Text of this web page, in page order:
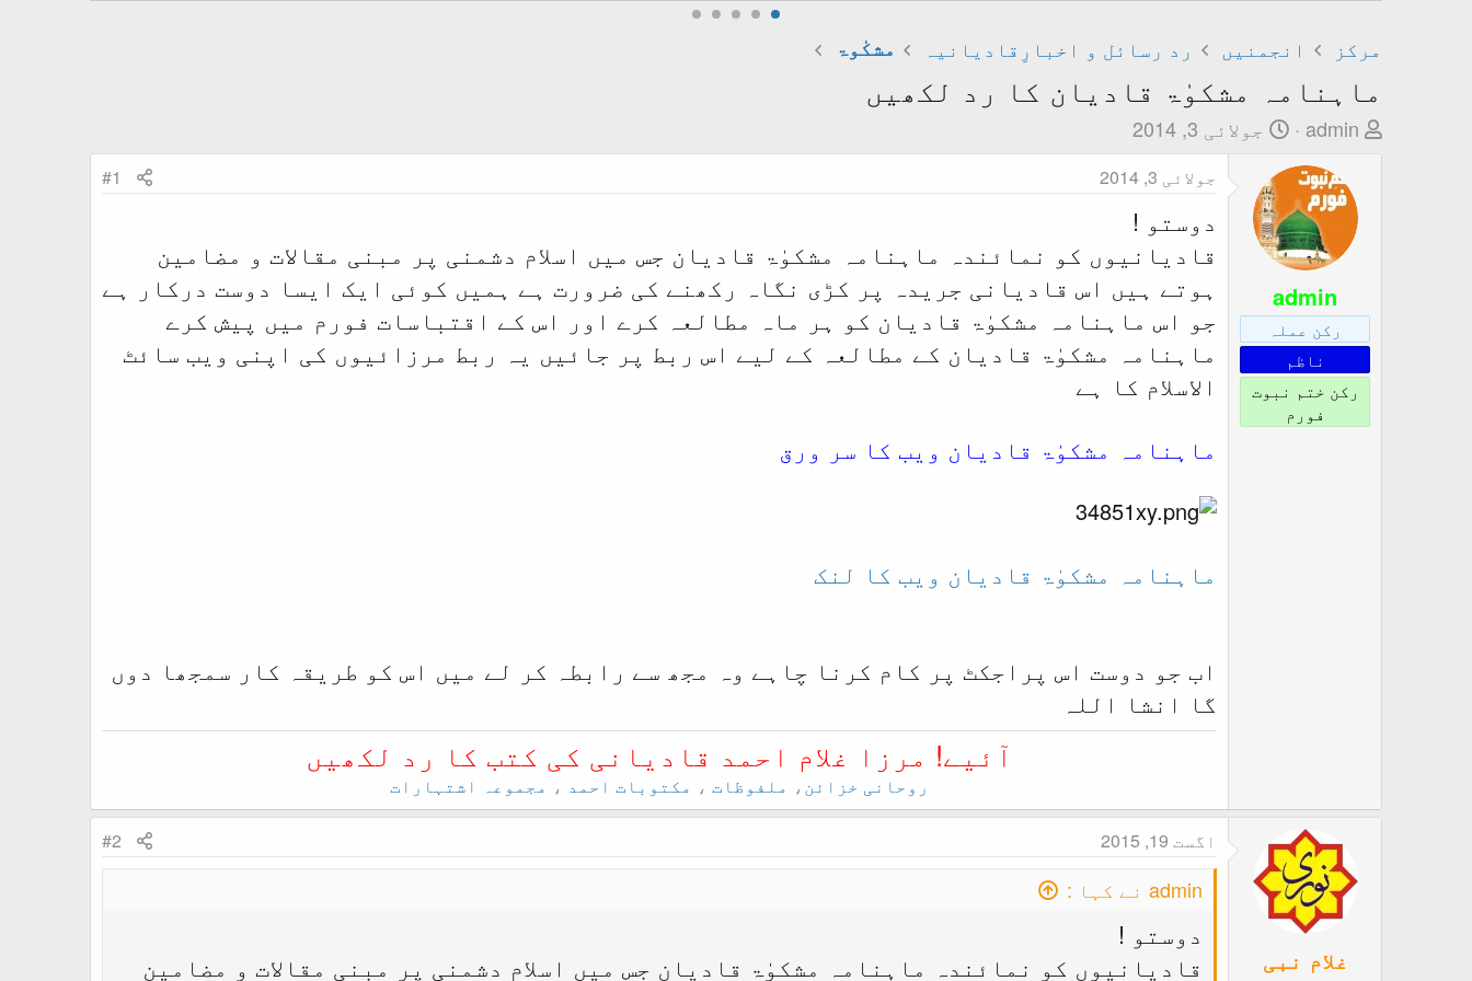
مرکز انجمنیں رد رسائل و اخبارِقادیانیہ مشکٰوۃ
ماہنامہ مشکوٰۃ قادیان کا رد لکھیں
T
e
a
t
a
r
t
e
admin
ت
ر
ی
خ
ت
د
ا
ء
جولائی 3, 2014
admin
رکن عملہ
ناظم
رکن ختم نبوت
فورم
جولائی 3, 2014 #1
دوستو !
قادیانیوں کو نمائندہ ماہنامہ مشکوٰۃ قادیان جس میں اسلام دشمنی پر مبنی مقالات و مضامین
ہوتے ہیں اس قادیانی جریدہ پر کڑی نگاہ رکھنے کی ضرورت ہے ہمیں کوئی ایک ایسا دوست درکار ہے
جو اس ماہنامہ مشکوٰۃ قادیان کو ہر ماہ مطالعہ کرے اور اس کے اقتباسات فورم میں پیش کرے
ماہنامہ مشکوٰۃ قادیان کے مطالعہ کے لیے اس ربط پر جائیں یہ ربط مرزائیوں کی اپنی ویب سائٹ
الاسلام کا ہے
ماہنامہ مشکوٰۃ قادیان ویب کا سر ورق
ماہنامہ مشکوٰۃ قادیان ویب کا لنک
اب جو دوست اس پراجکٹ پر کام کرنا چاہے وہ مجھ سے رابطہ کر لے میں اس کو طریقہ کار سمجھا دوں
گا انشا اللہ
آئیے! مرزا غلام احمد قادیانی کی کتب کا رد لکھیں
روحانی خزائن ، ملفوظات ، مکتوبات احمد ، مجموعہ اشتہارات
غلام نبی
اگست 19, 2015 #2
admin نے کہا :
دوستو !
قادیانیوں کو نمائندہ ماہنامہ مشکوٰۃ قادیان جس میں اسلام دشمنی پر مبنی مقالات و مضامین